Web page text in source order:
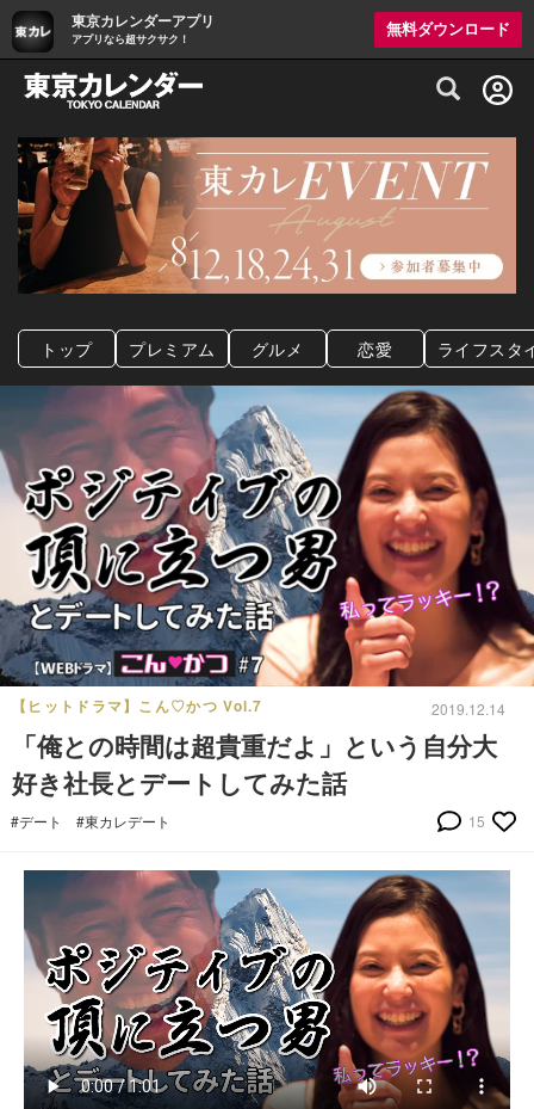
東京カレンダーアプリ
アプリなら超サクサク！
無料ダウンロード
グルメ情報・プレミアムレストラン予約
トップ プレミアム グルメ 恋愛 ライフスタ
【ヒットドラマ】こん♡かつ Vol.7 2019.12.14
「俺との時間は超貴重だよ」という自分大
好き社長とデートしてみた話
#デート #東カレデート 15